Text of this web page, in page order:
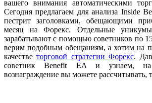
вашего внимания автоматическими
Сегодня предлагаем для анализа Inside
пестрит заголовками, обещающими
месяц на Форекс. Отдельные
зарабатывают с помощью советников по
верим подобным обещаниям, а хотим на
качестветорговой стратегии Форекс.
советник Benefit EA и узнаем, на
вознаграждение вы можете рассчитывать,